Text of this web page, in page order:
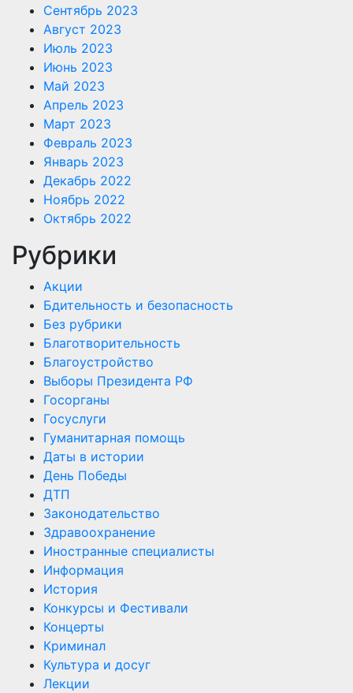
Сентябрь 2023
Август 2023
Июль 2023
Июнь 2023
Май 2023
Апрель 2023
Март 2023
Февраль 2023
Январь 2023
Декабрь 2022
Ноябрь 2022
Октябрь 2022
Рубрики
Акции
Бдительность и безопасность
Без рубрики
Благотворительность
Благоустройство
Выборы Президента РФ
Госорганы
Госуслуги
Гуманитарная помощь
Даты в истории
День Победы
ДТП
Законодательство
Здравоохранение
Иностранные специалисты
Информация
История
Конкурсы и Фестивали
Концерты
Криминал
Культура и досуг
Лекции